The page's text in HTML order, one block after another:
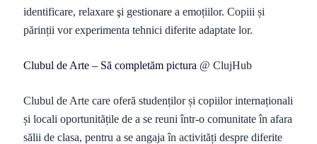
identificare, relaxare şi gestionare a emoțiilor. Copiii și
părinții vor experimenta tehnici diferite adaptate lor.
Clubul de Arte – Să completăm pictura @ ClujHub
Clubul de Arte care oferă studenților și copiilor internaționali
și locali oportunitățile de a se reuni într-o comunitate în afara
sălii de clasa, pentru a se angaja în activități despre diferite